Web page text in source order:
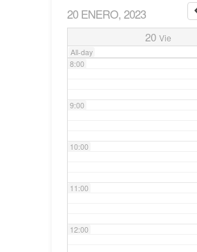
20 ENERO, 2023
20 Vie
All-day
7:00
8:00
9:00
10:00
11:00
12:00